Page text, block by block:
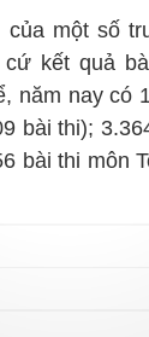
một số
kết quả
năm nay có
bài thi);
bài thi môn